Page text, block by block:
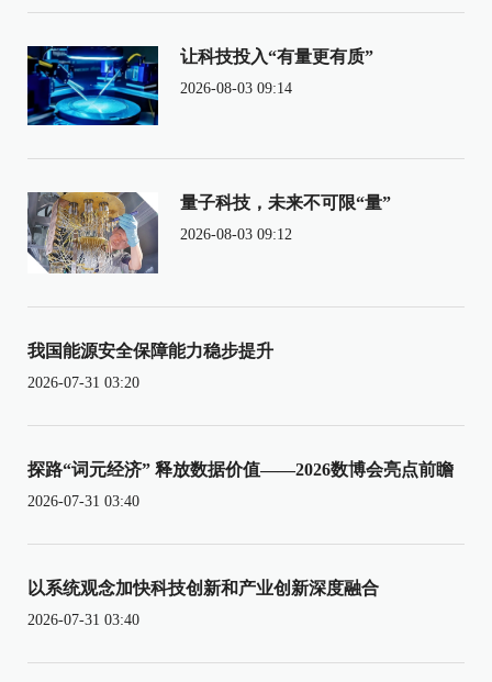
让科技投入“有量更有质”
2026-08-03 09:14
量子科技，未来不可限“量”
2026-08-03 09:12
我国能源安全保障能力稳步提升
2026-07-31 03:20
探路“词元经济” 释放数据价值——2026数博会亮点前瞻
2026-07-31 03:40
以系统观念加快科技创新和产业创新深度融合
2026-07-31 03:40